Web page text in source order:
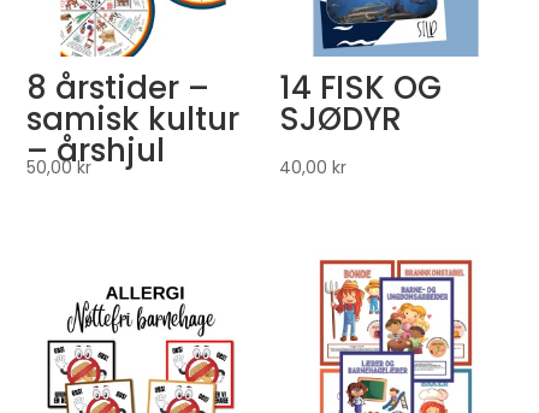
8 årstider –
samisk kultur
– årshjul
50,00kr
14 FISK OG
SJØDYR
40,00kr